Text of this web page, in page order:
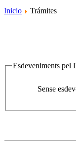
Inicio
Trámites
Esdeveniments pel
Sense